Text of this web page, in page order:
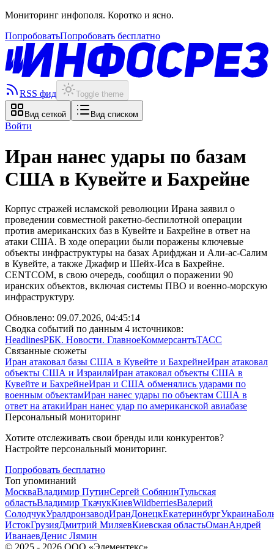
Мониторинг инфополя. Коротко и ясно.
ПопробоватьПопробовать бесплатно
RSS фид Toggle theme
Вид сеткой Вид списком
Войти
Иран нанес удары по базам
США в Кувейте и Бахрейне
Корпус стражей исламской революции Ирана заявил о
проведении совместной ракетно-беспилотной операции
против американских баз в Кувейте и Бахрейне в ответ на
атаки США. В ходе операции были поражены ключевые
объекты инфраструктуры на базах Арифджан и Али-ас-Салим
в Кувейте, а также Джафир и Шейх-Иса в Бахрейне.
CENTCOM, в свою очередь, сообщил о поражении 90
иранских объектов, включая системы ПВО и военно-морскую
инфраструктуру.
Обновлено: 09.07.2026, 04:45:14
Сводка событий по данным 4 источников:
HeadlinesРБК. Новости. ГлавноеКоммерсантъТАСС
Связанные сюжеты
Иран атаковал базы США в Кувейте и БахрейнеИран атаковал
объекты США и ИзраиляИран атаковал объекты США в
Кувейте и БахрейнеИран и США обменялись ударами по
военным объектамИран нанес удары по объектам США в
ответ на атакиИран нанес удар по американской авиабазе
Персональный мониторинг
Хотите отслеживать свои бренды или конкурентов?
Настройте персональный мониторинг.
Попробовать бесплатно
Топ упоминаний
МоскваВладимир ПутинСергей СобянинТульская
областьВладимир ТкачукКиевWildberriesВалерий
СолодчукУралдронзаводИранДонецкЕкатеринбургУкраина
ИстокГрузияДмитрий МиляевКиевская областьОманАндрей
ИванаевДенис Лямин
© 2025 - 2026 ООО «Элементекс»